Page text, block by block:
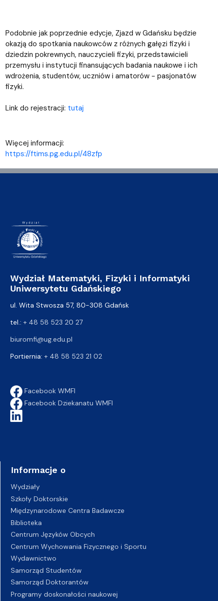
Podobnie jak poprzednie edycje, Zjazd w Gdańsku będzie
okazją do spotkania naukowców z różnych gałęzi fizyki i
dziedzin pokrewnych, nauczycieli fizyki, przedstawicieli
przemysłu i instytucji finansujących badania naukowe i ich
wdrożenia, studentów, uczniów i amatorów - pasjonatów
fizyki.
Link do rejestracji: tutaj
Więcej informacji:
https://ftims.pg.edu.pl/48zfp
Wydział Matematyki, Fizyki i Informatyki
Uniwersytetu Gdańskiego
ul. Wita Stwosza 57, 80-308 Gdańsk
tel.: + 48 58 523 20 27
biuromfi@ug.edu.pl
Portiernia: + 48 58 523 21 02
Facebook WMFI
Facebook Dziekanatu WMFI
Informacje o
Wydziały
Szkoły Doktorskie
Międzynarodowe Centra Badawcze
Biblioteka
Centrum Języków Obcych
Centrum Wychowania Fizycznego i Sportu
Wydawnictwo
Samorząd Studentów
Samorząd Doktorantów
Programy doskonałości naukowej